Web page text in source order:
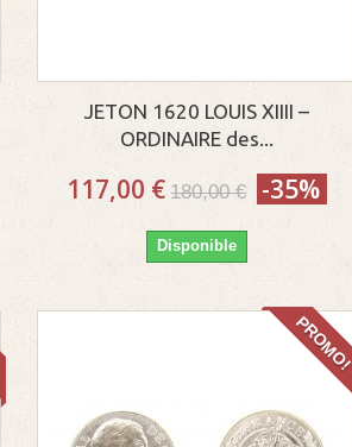
JETON 1620 LOUIS XIIII –
ORDINAIRE des...
117,00 € 180,00 € -35%
Disponible